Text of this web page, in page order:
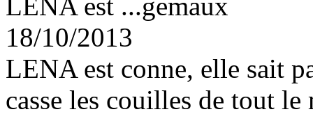
18/10/2013
LENA est conne, elle sait
casse les couilles de tout le